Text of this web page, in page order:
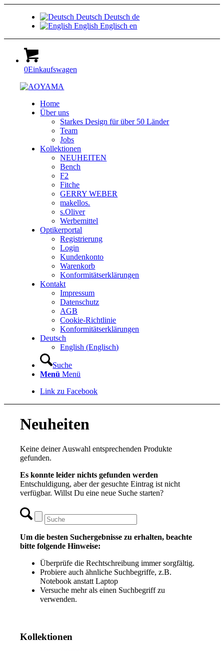
Deutsch Deutsch de
English Englisch en
0Einkaufswagen
Home
Über uns
Starkes Design für über 50 Länder
Team
Jobs
Kollektionen
NEUHEITEN
Bench
F2
Fitche
GERRY WEBER
makellos.
s.Oliver
Werbemittel
Optikerportal
Registrierung
Login
Kundenkonto
Warenkorb
Konformitätserklärungen
Kontakt
Impressum
Datenschutz
AGB
Cookie-Richtlinie
Konformitätserklärungen
Deutsch
English (Englisch)
Suche
Menü Menü
Link zu Facebook
Neuheiten
Keine deiner Auswahl entsprechenden Produkte
gefunden.
Es konnte leider nichts gefunden werden
Entschuldigung, aber der gesuchte Eintrag ist nicht
verfügbar. Willst Du eine neue Suche starten?
Um die besten Suchergebnisse zu erhalten, beachte
bitte folgende Hinweise:
Überprüfe die Rechtschreibung immer sorgfältig.
Probiere auch ähnliche Suchbegriffe, z.B.
Notebook anstatt Laptop
Versuche mehr als einen Suchbegriff zu
verwenden.
Kollektionen